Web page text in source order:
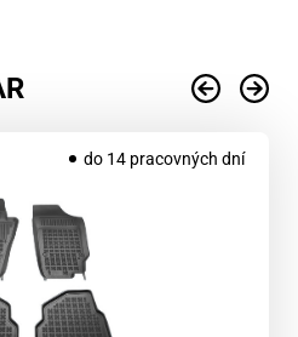
do 14 pracovných dní